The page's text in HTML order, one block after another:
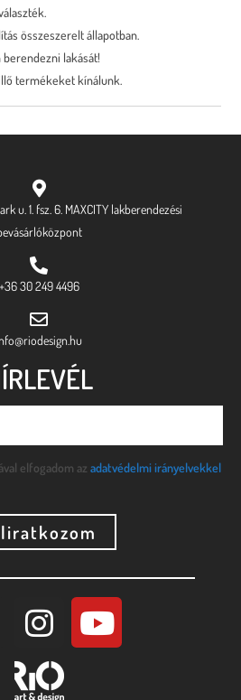
összeszerelt állapotban.
lakását!
termékeket kínálunk.
u. 1. fsz. 6. MAXCITY lakberendezési
+36 30 249 4496
elfogadom az adatvédelmi irányelvekkel